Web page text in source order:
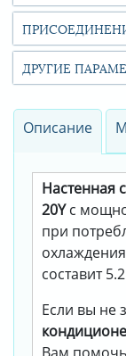
ДРУГИЕ
Описание
Настенная
20Yс
при
составит
Если вы не